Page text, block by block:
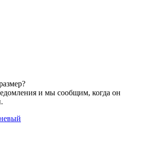
и мы сообщим, когда он